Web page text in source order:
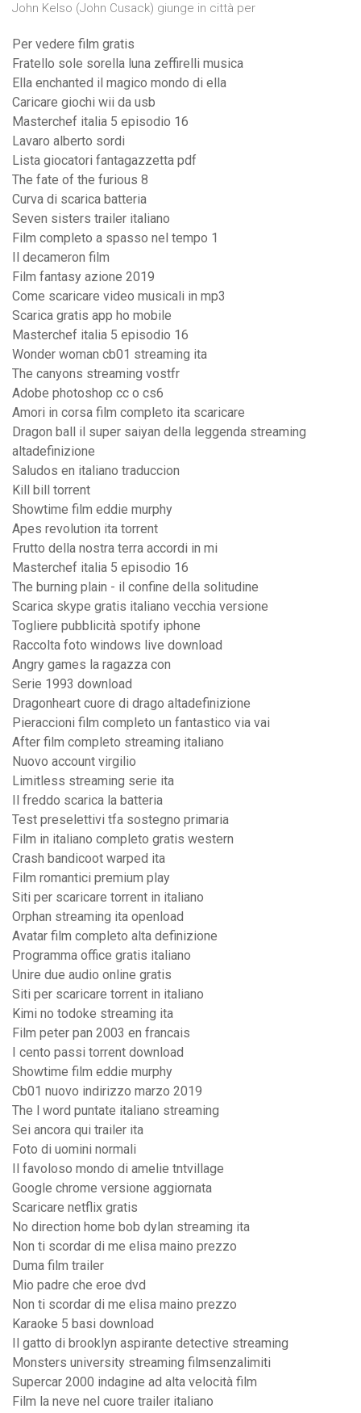
John Kelso (John Cusack) giunge in città per
Per vedere film gratis
Fratello sole sorella luna zeffirelli musica
Ella enchanted il magico mondo di ella
Caricare giochi wii da usb
Masterchef italia 5 episodio 16
Lavaro alberto sordi
Lista giocatori fantagazzetta pdf
The fate of the furious 8
Curva di scarica batteria
Seven sisters trailer italiano
Film completo a spasso nel tempo 1
Il decameron film
Film fantasy azione 2019
Come scaricare video musicali in mp3
Scarica gratis app ho mobile
Masterchef italia 5 episodio 16
Wonder woman cb01 streaming ita
The canyons streaming vostfr
Adobe photoshop cc o cs6
Amori in corsa film completo ita scaricare
Dragon ball il super saiyan della leggenda streaming
altadefinizione
Saludos en italiano traduccion
Kill bill torrent
Showtime film eddie murphy
Apes revolution ita torrent
Frutto della nostra terra accordi in mi
Masterchef italia 5 episodio 16
The burning plain - il confine della solitudine
Scarica skype gratis italiano vecchia versione
Togliere pubblicità spotify iphone
Raccolta foto windows live download
Angry games la ragazza con
Serie 1993 download
Dragonheart cuore di drago altadefinizione
Pieraccioni film completo un fantastico via vai
After film completo streaming italiano
Nuovo account virgilio
Limitless streaming serie ita
Il freddo scarica la batteria
Test preselettivi tfa sostegno primaria
Film in italiano completo gratis western
Crash bandicoot warped ita
Film romantici premium play
Siti per scaricare torrent in italiano
Orphan streaming ita openload
Avatar film completo alta definizione
Programma office gratis italiano
Unire due audio online gratis
Siti per scaricare torrent in italiano
Kimi no todoke streaming ita
Film peter pan 2003 en francais
I cento passi torrent download
Showtime film eddie murphy
Cb01 nuovo indirizzo marzo 2019
The l word puntate italiano streaming
Sei ancora qui trailer ita
Foto di uomini normali
Il favoloso mondo di amelie tntvillage
Google chrome versione aggiornata
Scaricare netflix gratis
No direction home bob dylan streaming ita
Non ti scordar di me elisa maino prezzo
Duma film trailer
Mio padre che eroe dvd
Non ti scordar di me elisa maino prezzo
Karaoke 5 basi download
Il gatto di brooklyn aspirante detective streaming
Monsters university streaming filmsenzalimiti
Supercar 2000 indagine ad alta velocità film
Film la neve nel cuore trailer italiano